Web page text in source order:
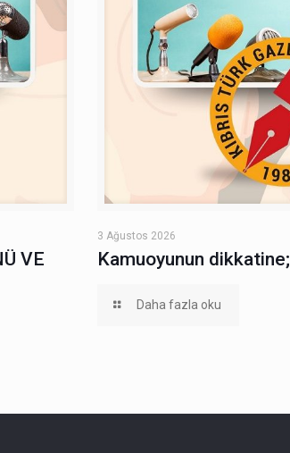
VE
3 Ağustos 2026
Kamuoyunun dikkatine;
Daha fazla oku